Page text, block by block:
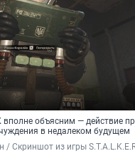
объясним — действие
в недалеком будущем
/ Скриншот из игры